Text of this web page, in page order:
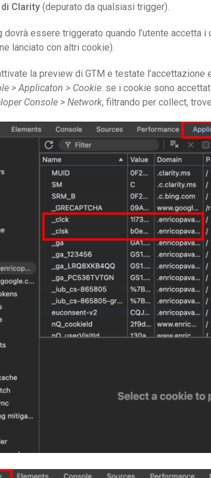
Clarity (depurato da qualsiasi trigger).
dovrà essere triggerato quando l’utente accetta
lanciato con altri cookie).
la preview di GTM e testate
> Applicaton > Cookie: se i cookie sono
Console > Network, filtrando per collect,